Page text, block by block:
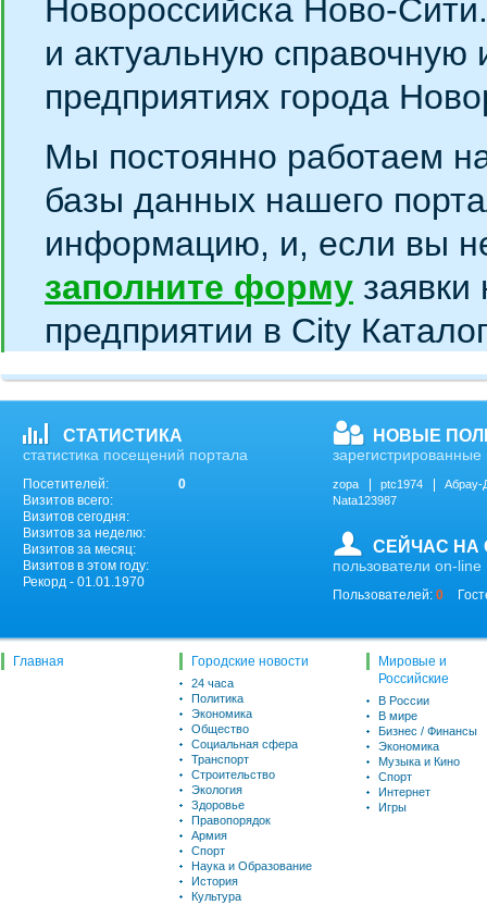
Новороссийска Ново-
и актуальную
предприятиях города
Мы постоянно работаем
базы данных нашего
информацию, и, если вы
заполните форму
предприятии в City
СТАТИСТИКА
статистика посещений портала
Посетителей:
0
Визитов всего:
Визитов сегодня:
Визитов за неделю:
Визитов за месяц:
Визитов в этом году:
Рекорд - 01.01.1970
НОВЫЕ
зарегистрированные
zopa ptc1974
Абрау-
Nata123987
СЕЙЧАС НА
пользователи on-line
Пользователей: 0
Главная Городские новости
24 часа
Политика
Экономика
Общество
Социальная сфера
Транспорт
Строительство
Экология
Здоровье
Правопорядок
Армия
Спорт
Наука и Образование
История
Культура
Мировые и
Российские
В России
В мире
Бизнес / Финансы
Экономика
Музыка и Кино
Спорт
Интернет
Игры